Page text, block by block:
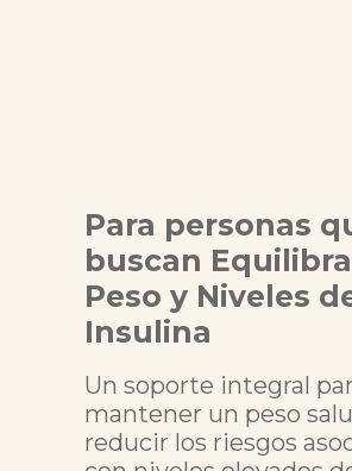
Para personas
buscan
Peso y Niveles
Insulina
Un soporte integral
mantener un peso
reducir los riesgos